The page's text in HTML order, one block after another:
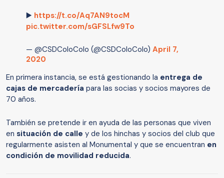
▶️ https://t.co/Aq7AN9tocM
pic.twitter.com/sGFSLfw9To
— @CSDColoColo (@CSDColoColo) April 7,
2020
En primera instancia, se está gestionando la entrega de
cajas de mercadería para las socias y socios mayores de
70 años.
También se pretende ir en ayuda de las personas que viven
en situación de calle y de los hinchas y socios del club que
regularmente asisten al Monumental y que se encuentran en
condición de movilidad reducida.